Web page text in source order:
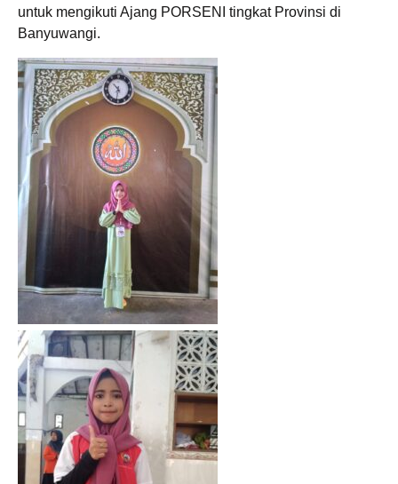
untuk mengikuti Ajang PORSENI tingkat Provinsi di
Banyuwangi.